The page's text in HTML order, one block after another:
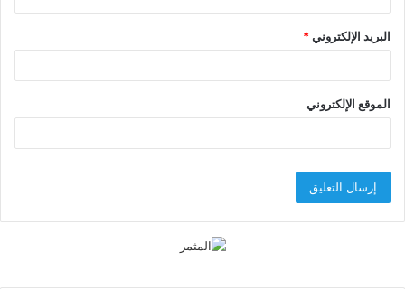
البريد الإلكتروني*
الموقع الإلكتروني